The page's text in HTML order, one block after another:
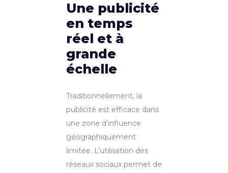
Une publicité
en temps
réel et à
grande
échelle
Traditionnellement, la
publicité est efficace dans
une zone d’influence
géographiquement
limitée. L’utilisation des
réseaux sociaux permet de